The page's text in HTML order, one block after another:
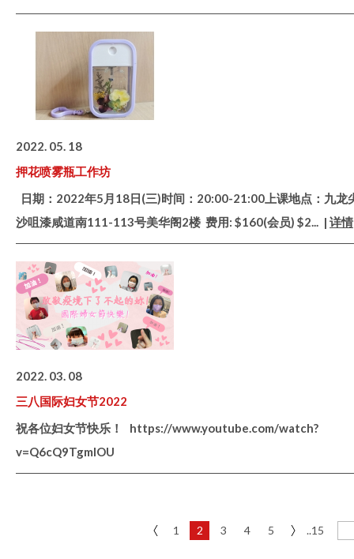
2022. 05. 18
押花喷雾瓶工作坊
日期：2022年5月18日(三)时间：20:00-21:00上课地点：九龙
沙咀漆咸道南111-113号美华阁2楼 费用: $160(会员) $2... | 详情
2022. 03. 08
三八国际妇女节2022
祝各位妇女节快乐！ https://www.youtube.com/watch?
v=Q6cQ9TgmIOU
1 2 3 4 5 ..15